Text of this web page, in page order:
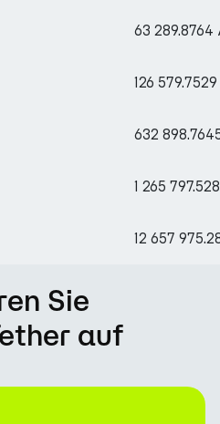
63 289.8764
126
632
1 265
12 657
Sie
auf